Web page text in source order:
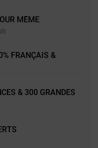
MÊME
FRANÇAIS &
& 300 GRANDES